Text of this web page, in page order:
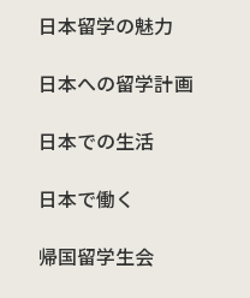
日本留学の魅力
日本への留学計画
日本での生活
日本で働く
帰国留学生会